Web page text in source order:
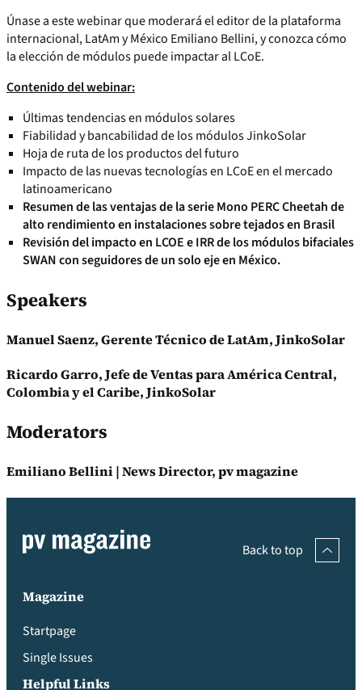
Únase a este webinar que moderará el editor de la plataforma
internacional, LatAm y México Emiliano Bellini, y conozca cómo
la elección de módulos puede impactar al LCoE.
Contenido del webinar:
Últimas tendencias en módulos solares
Fiabilidad y bancabilidad de los módulos JinkoSolar
Hoja de ruta de los productos del futuro
Impacto de las nuevas tecnologías en LCoE en el mercado
latinoamericano
Resumen de las ventajas de la serie Mono PERC Cheetah de
alto rendimiento en instalaciones sobre tejados en Brasil
Revisión del impacto en LCOE e IRR de los módulos bifaciales
SWAN con seguidores de un solo eje en México.
Speakers
Manuel Saenz, Gerente Técnico de LatAm, JinkoSolar
Ricardo Garro, Jefe de Ventas para América Central,
Colombia y el Caribe, JinkoSolar
Moderators
Emiliano Bellini | News Director, pv magazine
Back to top
Magazine
Startpage
Single Issues
Helpful Links